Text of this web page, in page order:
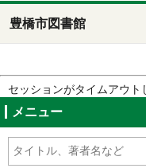
豊橋市図書館
セッションがタイムアウト
メニュー